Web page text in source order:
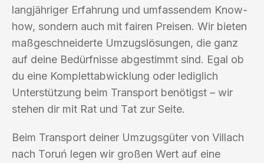
langjähriger Erfahrung und umfassendem Know-
how, sondern auch mit fairen Preisen. Wir bieten
maßgeschneiderte Umzugslösungen, die ganz
auf deine Bedürfnisse abgestimmt sind. Egal ob
du eine Komplettabwicklung oder lediglich
Unterstützung beim Transport benötigst – wir
stehen dir mit Rat und Tat zur Seite.
Beim Transport deiner Umzugsgüter von Villach
nach Toruń legen wir großen Wert auf eine